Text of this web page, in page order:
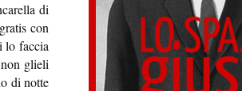
di
con
lo faccia
glieli
di notte